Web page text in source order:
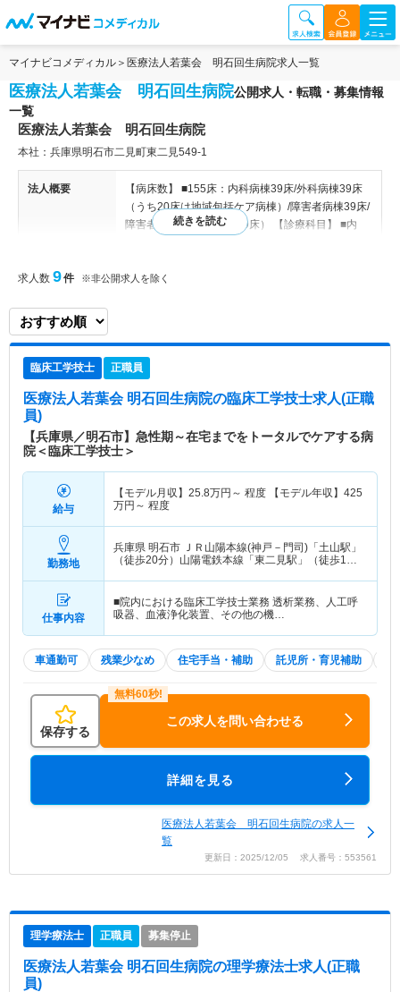
マイナビコメディカル 医療法人若葉会 明石回生病院求人一覧
医療法人若葉会 明石回生病院公開求人・転職・募集情報
一覧
医療法人若葉会 明石回生病院
本社：兵庫県明石市二見町東二見549-1
法人概要
【病床数】 ■155床：内科病棟39床/外科病棟39床
（うち20床は地域包括ケア病棟）/障害者病棟39床/
障害者病棟38床/透析室59床） 【診療科目】 ■内
析内科・放射線科・リハビリテーション科 【診療
者病棟39床/障害者病棟38床/透析室36床） 【診療
実績（過去実績）】■救急件数：50件/月 ■主な手
者数：190人程度/日 【関連施設】 医療法人若葉
医療法人大宗会 王子回生病院／医療法人若葉会
介護老人保健施設わかば
【病院特色】 ■病室：1人当たりの病床面積を広く
とり、高度な医療知識を持った看護師が快活に、そ
して余裕を持って看護に集中できる、ゆとりと思い
やりの行き届いた病室となっています。 ■受付・ロ
ビー：待ち時間をゆったりと過ごして頂くために、
廊下やロビーの空間を明るく広く取り、快適な環境
を整えています。また、受付スタッフが、迅速かつ
心のこもった対応を致します。 ■ナースステーショ
ン：各入院病棟には、ナースステーションを中心
に、明るい色を配色。2F病棟はピンク、3F病棟は
ブルー、4F病棟はグリーン、快適な入院生活の環
境作りを行っています。
求人数 9件 ※非公開求人を除く
臨床工学技士 正職員
医療法人若葉会 明石回生病院の臨床工学技士求人(正職
員)
【兵庫県／明石市】急性期～在宅までをトータルでケアする病
院＜臨床工学技士＞
給与
【モデル月収】 25.8万円～ 程度 【モデル年収】 425
万円～ 程度
勤務地
兵庫県 明石市
ＪＲ山陽本線(神戸－門司)「土山駅」
（徒歩20分）山陽電鉄本線「東二見駅」（徒歩15
仕事内容
■院内における臨床工学技士業務 透析業務、人工呼
吸器、血液浄化装置、その他の機…
車通勤可 残業少なめ 住宅手当・補助 託児所・育児補助
保存する
この求人を問い合わせる
詳細を見る
医療法人若葉会 明石回生病院の求人一
覧
更新日：2025/12/05 求人番号：553561
理学療法士 正職員 募集停止
医療法人若葉会 明石回生病院の理学療法士求人(正職
員)